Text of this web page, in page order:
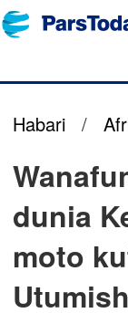
Habari /
dunia
moto